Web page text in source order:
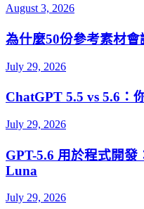
August 3, 2026
為什麼50份參考素材會
July 29, 2026
ChatGPT 5.5 vs 5.6：
July 29, 2026
GPT-5.6 用於程式開發
Luna
July 29, 2026